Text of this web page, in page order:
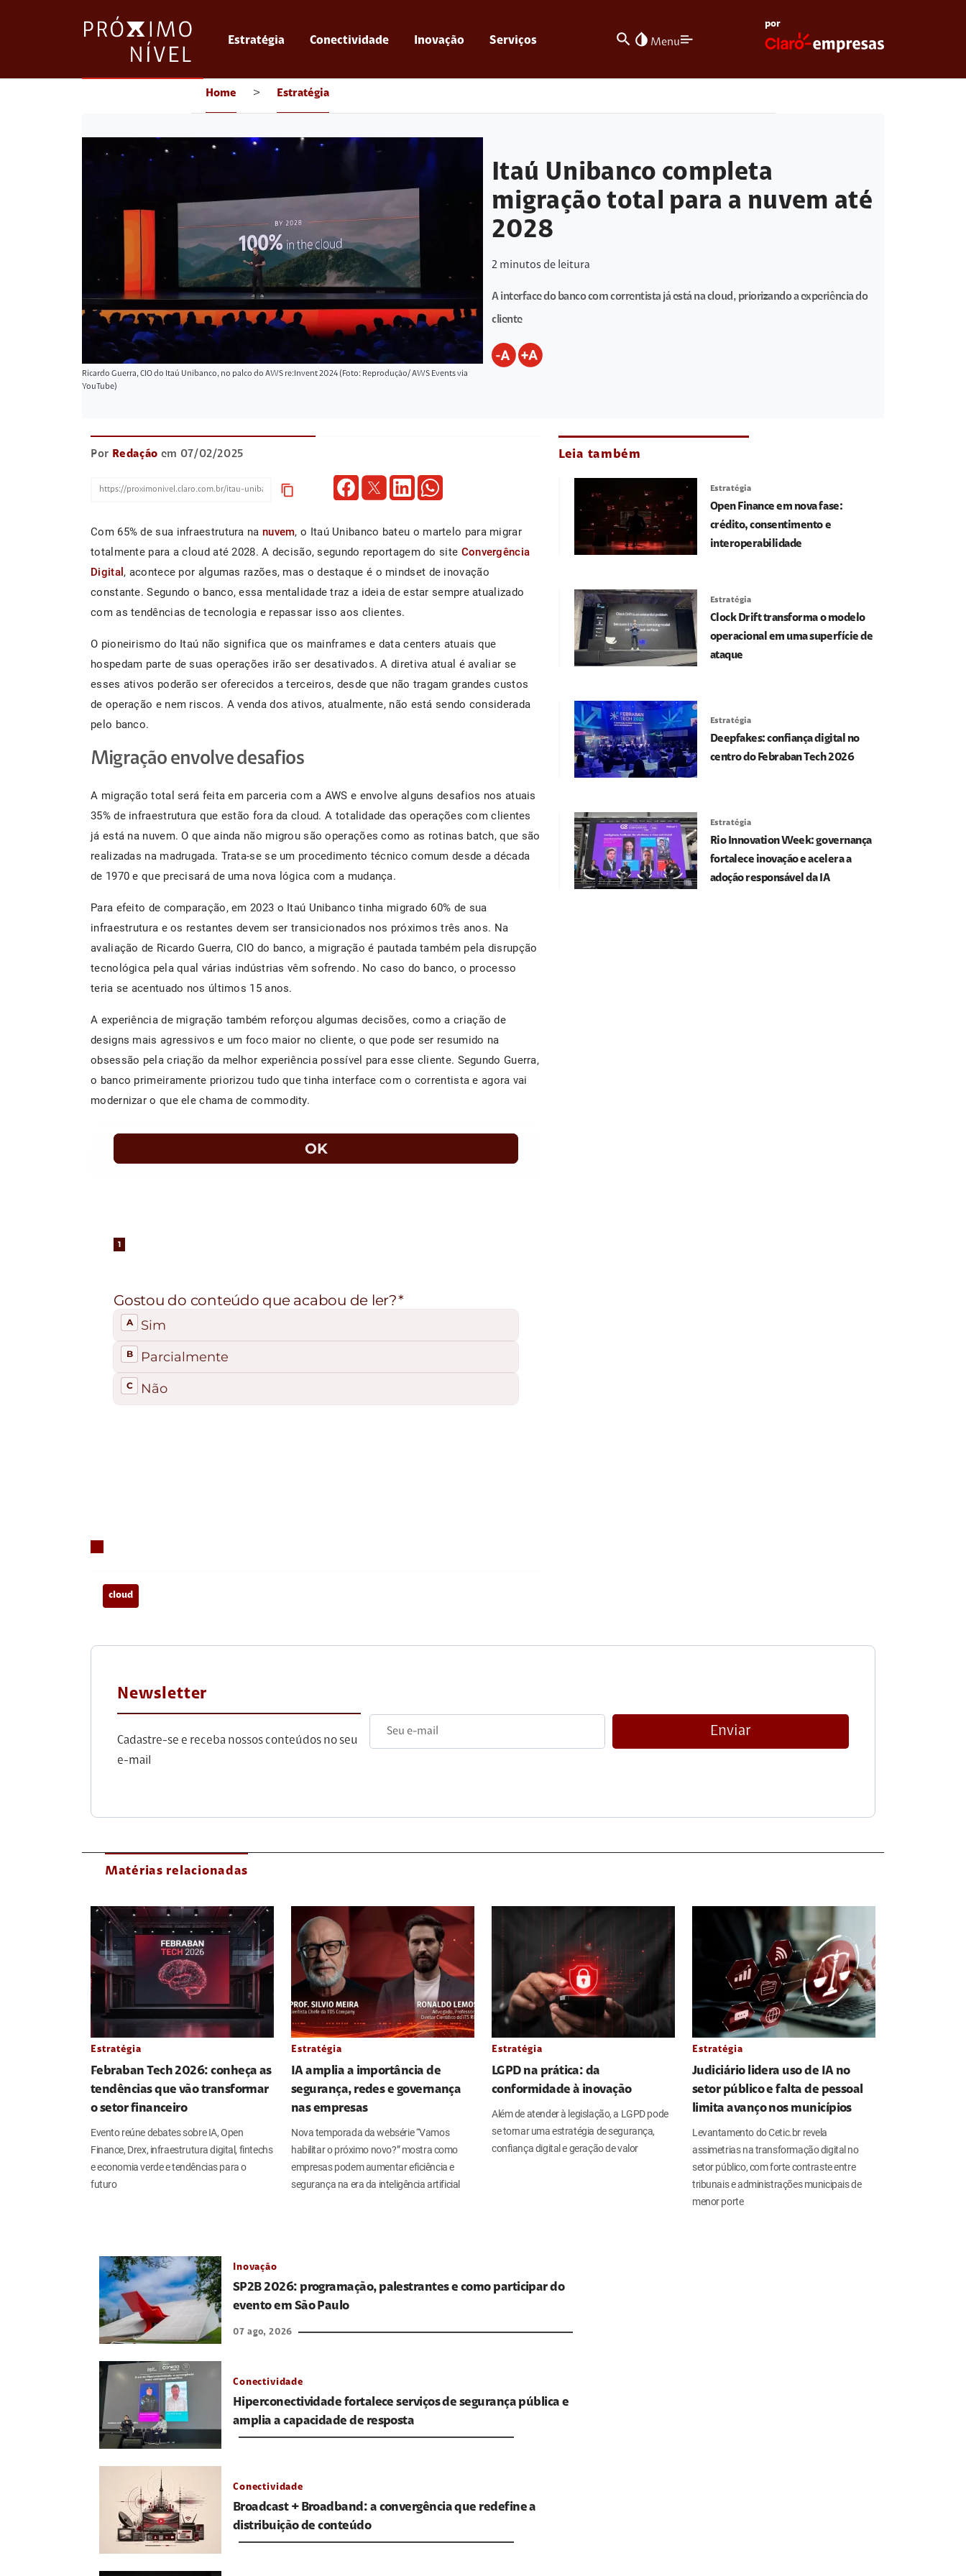
Estratégia Conectividade Inovação Serviços search invert_colors Menu
por
Home > Estratégia
Ricardo Guerra, CIO do Itaú Unibanco, no palco do AWS re:Invent 2024 (Foto: Reprodução/ AWS Events via
YouTube)
Itaú Unibanco completa
migração total para a nuvem até
2028
2 minutos de leitura
A interface do banco com correntista já está na cloud, priorizando a experiência do
cliente
Por Redação em 07/02/2025
content_copy
Com 65% de sua infraestrutura na nuvem, o Itaú Unibanco bateu o martelo para migrar
totalmente para a cloud até 2028. A decisão, segundo reportagem do site Convergência
Digital , acontece por algumas razões, mas o destaque é o mindset de inovação
constante. Segundo o banco, essa mentalidade traz a ideia de estar sempre atualizado
com as tendências de tecnologia e repassar isso aos clientes.
O pioneirismo do Itaú não significa que os mainframes e data centers atuais que
hospedam parte de suas operações irão ser desativados. A diretiva atual é avaliar se
esses ativos poderão ser oferecidos a terceiros, desde que não tragam grandes custos
de operação e nem riscos. A venda dos ativos, atualmente, não está sendo considerada
pelo banco.
Migração envolve desafios
A migração total será feita em parceria com a AWS e envolve alguns desafios nos atuais
35% de infraestrutura que estão fora da cloud. A totalidade das operações com clientes
já está na nuvem. O que ainda não migrou são operações como as rotinas batch, que são
realizadas na madrugada. Trata-se se um procedimento técnico comum desde a década
de 1970 e que precisará de uma nova lógica com a mudança.
Para efeito de comparação, em 2023 o Itaú Unibanco tinha migrado 60% de sua
infraestrutura e os restantes devem ser transicionados nos próximos três anos. Na
avaliação de Ricardo Guerra, CIO do banco, a migração é pautada também pela disrupção
tecnológica pela qual várias indústrias vêm sofrendo. No caso do banco, o processo
teria se acentuado nos últimos 15 anos.
A experiência de migração também reforçou algumas decisões, como a criação de
designs mais agressivos e um foco maior no cliente, o que pode ser resumido na
obsessão pela criação da melhor experiência possível para esse cliente. Segundo Guerra,
o banco primeiramente priorizou tudo que tinha interface com o correntista e agora vai
modernizar o que ele chama de commodity.
cloud
Leia também
Estratégia
Open Finance em nova fase:
crédito, consentimento e
interoperabilidade
Estratégia
Clock Drift transforma o modelo
operacional em uma superfície de
ataque
Estratégia
Deepfakes: confiança digital no
centro do Febraban Tech 2026
Estratégia
Rio Innovation Week: governança
fortalece inovação e acelera a
adoção responsável da IA
Newsletter
Cadastre-se e receba nossos conteúdos no seu
e-mail
Enviar
Matérias relacionadas
Estratégia
Febraban Tech 2026: conheça as
tendências que vão transformar
o setor financeiro
Evento reúne debates sobre IA, Open
Finance, Drex, infraestrutura digital, fintechs
e economia verde e tendências para o
futuro
Estratégia
IA amplia a importância de
segurança, redes e governança
nas empresas
Nova temporada da websérie “Vamos
habilitar o próximo novo?” mostra como
empresas podem aumentar eficiência e
segurança na era da inteligência artificial
Estratégia
LGPD na prática: da
conformidade à inovação
Além de atender à legislação, a LGPD pode
se tornar uma estratégia de segurança,
confiança digital e geração de valor
Estratégia
Judiciário lidera uso de IA no
setor público e falta de pessoal
limita avanço nos municípios
Levantamento do Cetic.br revela
assimetrias na transformação digital no
setor público, com forte contraste entre
tribunais e administrações municipais de
menor porte
Inovação
SP2B 2026: programação, palestrantes e como participar do
evento em São Paulo
07 ago, 2026
Conectividade
Hiperconectividade fortalece serviços de segurança pública e
amplia a capacidade de resposta
Conectividade
Broadcast + Broadband: a convergência que redefine a
distribuição de conteúdo